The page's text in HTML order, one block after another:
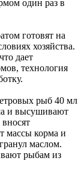
один раз в
готовят на
хозяйства.
дает
технология
рыб 40 мл
и высушивают
массы корма и
маслом.
рыбам из